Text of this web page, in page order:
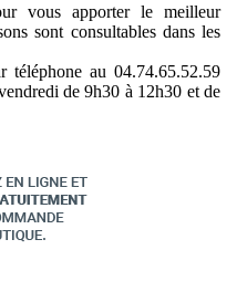
vous apporter le meilleur
sont consultables dans les
téléphone au 04.74.65.52.59
de 9h30 à 12h30 et de